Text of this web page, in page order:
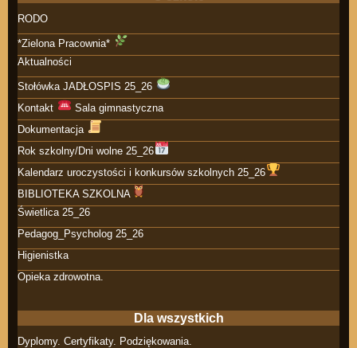
RODO
*Zielona Pracownia*
Aktualności
Stołówka JADŁOSPIS 25_26
Kontakt
Sala gimnastyczna
Dokumentacja
Rok szkolny/Dni wolne 25_26
Kalendarz uroczystości i konkursów szkolnych 25_26
BIBLIOTEKA SZKOLNA
Świetlica 25_26
Pedagog_Psycholog 25_26
Higienistka
Opieka zdrowotna.
Dla wszystkich
Dyplomy. Certyfikaty. Podziękowania.